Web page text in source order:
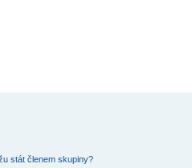
stát členem skupiny?